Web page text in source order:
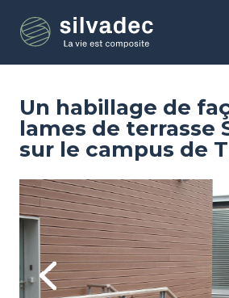
contenu
Un habillage de
lames de terrasse
sur le campus de
Previous
Image